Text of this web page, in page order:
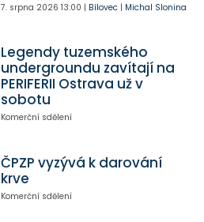
7. srpna 2026 13:00 | Bílovec| Michal Slonina
Legendy tuzemského
undergroundu zavítají na
PERIFERII Ostrava už v
sobotu
Komerční sdělení
ČPZP vyzývá k darování
krve
Komerční sdělení